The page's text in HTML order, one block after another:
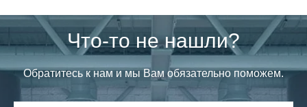
Что-то не нашли?
Обратитесь к нам и мы Вам обязательно поможем.